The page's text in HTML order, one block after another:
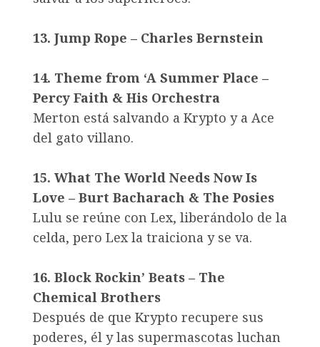
13. Jump Rope – Charles Bernstein
14. Theme from ‘A Summer Place –
Percy Faith & His Orchestra
Merton está salvando a Krypto y a Ace
del gato villano.
15. What The World Needs Now Is
Love – Burt Bacharach & The Posies
Lulu se reúne con Lex, liberándolo de la
celda, pero Lex la traiciona y se va.
16. Block Rockin’ Beats – The
Chemical Brothers
Después de que Krypto recupere sus
poderes, él y las supermascotas luchan